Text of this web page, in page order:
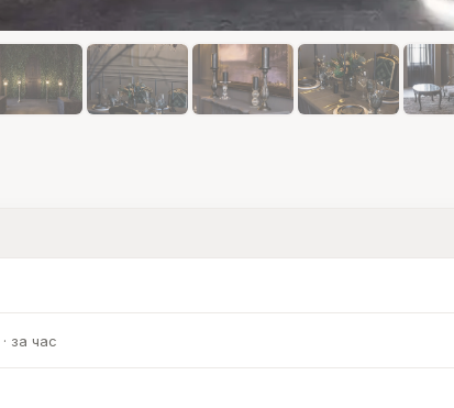
· за час